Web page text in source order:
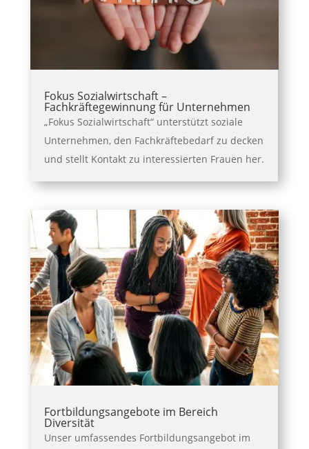
Fokus Sozialwirtschaft –
Fachkräftegewinnung für Unternehmen
„Fokus Sozialwirtschaft“ unterstützt soziale
Unternehmen, den Fachkräftebedarf zu decken
und stellt Kontakt zu interessierten Frauen her.
Fortbildungsangebote im Bereich
Diversität
Unser umfassendes Fortbildungsangebot im